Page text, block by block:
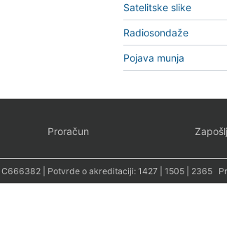
Satelitske slike
Radiosondaže
Pojava munja
Proračun
C666382| Potvrde o akreditaciji: 1427| 1505| 2365